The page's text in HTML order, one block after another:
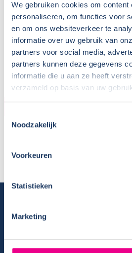
We gebruiken cookies om content
personaliseren, om functies voor
en om ons websiteverkeer te
informatie over uw gebruik van
partners voor social media,
partners kunnen deze gegevens
informatie die u aan ze heeft
verzameld op basis van uw
Noodzakelijk
Voorkeuren
Statistieken
Marketing
Naam:
Periode:
een Camper